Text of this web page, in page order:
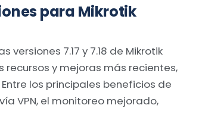
para Mikrotik
7.17 y 7.18 de Mikrotik
recursos y mejoras más recientes,
los principales beneficios de
VPN, el monitoreo mejorado,